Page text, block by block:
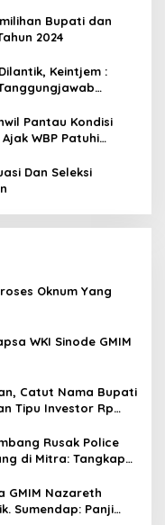
Bupati dan
2024
Keintjem :
Pantau Kondisi
WBP Patuhi
Dan Seleksi
Oknum Yang
WKI Sinode GMIM
Catut Nama Bupati
Tipu Investor Rp
Rusak Police
di Mitra: Tangkap
GMIM Nazareth
Sumendap: Panji